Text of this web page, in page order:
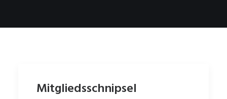
Mitgliedsschnipsel